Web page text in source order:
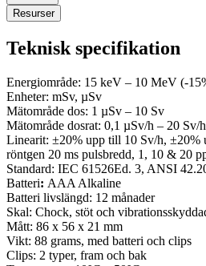
Resurser
Teknisk specifikation
Energiområde: 15 keV – 10 MeV (-
Enheter: mSv, µSv
Mätområde dos: 1 µSv – 10 Sv
Mätområde dosrat: 0,1 µSv/h – 20 Sv/h
Linearit: ±20% upp till 10 Sv/h, ±20%
röntgen 20 ms pulsbredd, 1, 10 & 20
Standard: IEC 61526Ed. 3, ANSI
Batteri: AAA Alkaline
Batteri livslängd: 12 månader
Skal: Chock, stöt och
Mått: 86 x 56 x 21 mm
Vikt: 88 grams, med batteri och clips
Clips: 2 typer, fram och bak